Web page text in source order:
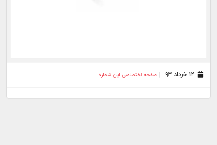
صفحه اختصاصی این شماره